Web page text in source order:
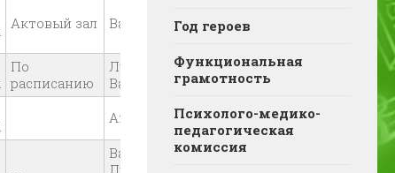
Актовый зал Валетова Ф.Р.
По
расписанию
Луцевич О.М.,
Васильева К.С.
Аненкова К.В.
Валетова Ф.Р.,
Луцевич
Год героев
Функциональная
грамотность
Психолого-медико-
педагогическая
комиссия